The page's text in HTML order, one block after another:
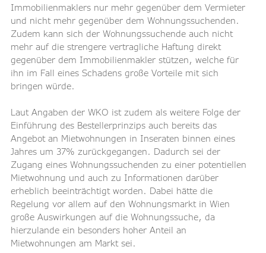
Immobilienmaklers nur mehr gegenüber dem Vermieter
und nicht mehr gegenüber dem Wohnungssuchenden.
Zudem kann sich der Wohnungssuchende auch nicht
mehr auf die strengere vertragliche Haftung direkt
gegenüber dem Immobilienmakler stützen, welche für
ihn im Fall eines Schadens große Vorteile mit sich
bringen würde.
Laut Angaben der WKO ist zudem als weitere Folge der
Einführung des Bestellerprinzips auch bereits das
Angebot an Mietwohnungen in Inseraten binnen eines
Jahres um 37% zurückgegangen. Dadurch sei der
Zugang eines Wohnungssuchenden zu einer potentiellen
Mietwohnung und auch zu Informationen darüber
erheblich beeinträchtigt worden. Dabei hätte die
Regelung vor allem auf den Wohnungsmarkt in Wien
große Auswirkungen auf die Wohnungssuche, da
hierzulande ein besonders hoher Anteil an
Mietwohnungen am Markt sei.